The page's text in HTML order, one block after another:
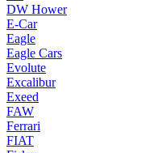
DW Hower
E-Car
Eagle
Eagle Cars
Evolute
Excalibur
Exeed
FAW
Ferrari
FIAT